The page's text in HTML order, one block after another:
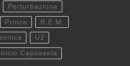
Perturbazione
Prince R.E.M.
U2
Capossela